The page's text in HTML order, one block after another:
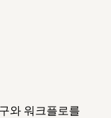
와 워크플로를